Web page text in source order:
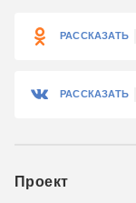
РАССКАЗАТЬ
РАССКАЗАТЬ
Проект